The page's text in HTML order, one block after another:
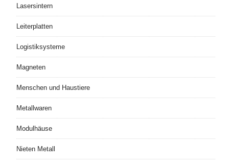
Lasersintern
Leiterplatten
Logistiksysteme
Magneten
Menschen und Haustiere
Metallwaren
Modulhäuse
Nieten Metall